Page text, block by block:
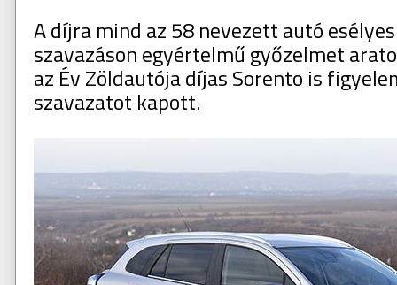
A díjra mind az 58 nevezett autó
szavazáson egyértelmű győzelmet
az Év Zöldautója díjas Sorento is
szavazatot kapott.